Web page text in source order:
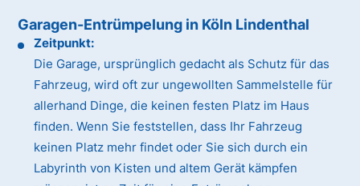
Garagen-Entrümpelung in Köln Lindenthal
Zeitpunkt:
Die Garage, ursprünglich gedacht als Schutz für das
Fahrzeug, wird oft zur ungewollten Sammelstelle für
allerhand Dinge, die keinen festen Platz im Haus
finden. Wenn Sie feststellen, dass Ihr Fahrzeug
keinen Platz mehr findet oder Sie sich durch ein
Labyrinth von Kisten und altem Gerät kämpfen